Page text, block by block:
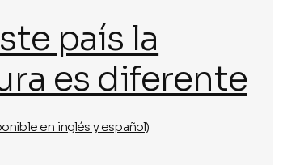
país la
es diferente
en inglés y español)